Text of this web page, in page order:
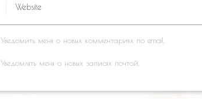
Уведомить меня о новых комментариях по email.
Уведомлять меня о новых записях почтой.